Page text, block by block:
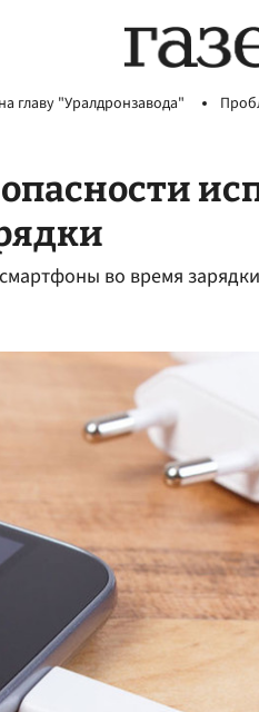
главу "Уралдронзавода"
во время